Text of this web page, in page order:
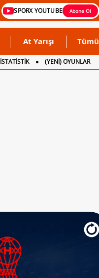
SPORX YOUTUBE Abone Ol
At Yarışı Tümü
İSTATİSTİK
(YENİ) OYUNLAR